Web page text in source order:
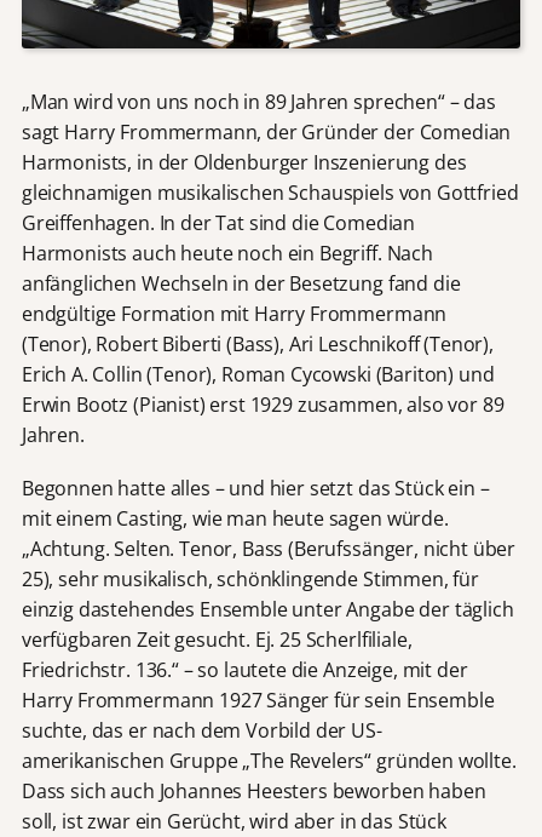
„Man wird von uns noch in 89 Jahren sprechen“ – das
sagt Harry Frommermann, der Gründer der Comedian
Harmonists, in der Oldenburger Inszenierung des
gleichnamigen musikalischen Schauspiels von Gottfried
Greiffenhagen. In der Tat sind die Comedian
Harmonists auch heute noch ein Begriff. Nach
anfänglichen Wechseln in der Besetzung fand die
endgültige Formation mit Harry Frommermann
(Tenor), Robert Biberti (Bass), Ari Leschnikoff (Tenor),
Erich A. Collin (Tenor), Roman Cycowski (Bariton) und
Erwin Bootz (Pianist) erst 1929 zusammen, also vor 89
Jahren.
Begonnen hatte alles – und hier setzt das Stück ein –
mit einem Casting, wie man heute sagen würde.
„Achtung. Selten. Tenor, Bass (Berufssänger, nicht über
25), sehr musikalisch, schönklingende Stimmen, für
einzig dastehendes Ensemble unter Angabe der täglich
verfügbaren Zeit gesucht. Ej. 25 Scherlfiliale,
Friedrichstr. 136.“ – so lautete die Anzeige, mit der
Harry Frommermann 1927 Sänger für sein Ensemble
suchte, das er nach dem Vorbild der US-
amerikanischen Gruppe „The Revelers“ gründen wollte.
Dass sich auch Johannes Heesters beworben haben
soll, ist zwar ein Gerücht, wird aber in das Stück